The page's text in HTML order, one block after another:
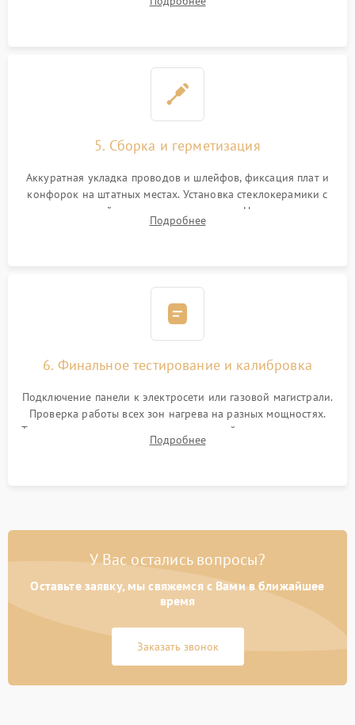
дорожек. Очистка контактов и замена поврежденной
5. Сборка и герметизация
Аккуратная укладка проводов и шлейфов, фиксация плат и
конфорок на штатных местах. Установка стеклокерамики с
проверкой равномерности зазоров. Нанесение
термостойкого герметика или укладка уплотнительной
Подробнее
6. Финальное тестирование и калибровка
Подключение панели к электросети или газовой магистрали.
Проверка работы всех зон нагрева на разных мощностях.
Тестирование сенсорного управления, таймера, индикаторов
остаточного тепла и систем защиты от перегрева.
Подробнее
У Вас остались вопросы?
Оставьте заявку, мы свяжемся с Вами в ближайшее
время
Заказать звонок